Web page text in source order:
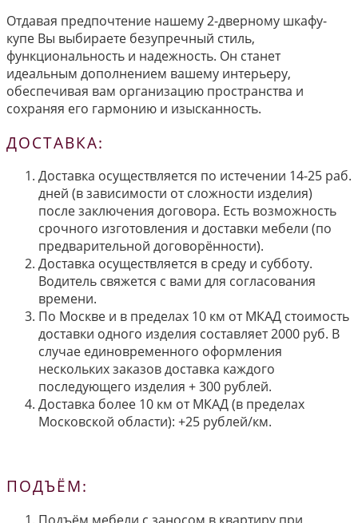
Отдавая предпочтение нашему 2-дверному шкафу-
купе Вы выбираете безупречный стиль,
функциональность и надежность. Он станет
идеальным дополнением вашему интерьеру,
обеспечивая вам организацию пространства и
сохраняя его гармонию и изысканность.
ДОСТАВКА:
Доставка осуществляется по истечении 14-25 раб.
дней (в зависимости от сложности изделия)
после заключения договора. Есть возможность
срочного изготовления и доставки мебели (по
предварительной договорённости).
Доставка осуществляется в среду и субботу.
Водитель свяжется с вами для согласования
времени.
По Москве и в пределах 10 км от МКАД стоимость
доставки одного изделия составляет 2000 руб. В
случае единовременного оформления
нескольких заказов доставка каждого
последующего изделия + 300 рублей.
Доставка более 10 км от МКАД (в пределах
Московской области): +25 рублей/км.
ПОДЪЁМ: